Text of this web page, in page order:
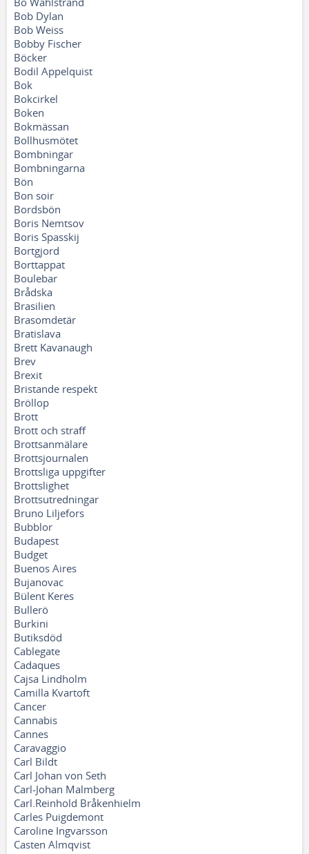
Bob Dylan
Bob Weiss
Bobby Fischer
Böcker
Bodil Appelquist
Bok
Bokcirkel
Boken
Bokmässan
Bollhusmötet
Bombningar
Bombningarna
Bön
Bon soir
Bordsbön
Boris Nemtsov
Boris Spasskij
Bortgjord
Borttappat
Boulebar
Brådska
Brasilien
Brasomdetär
Bratislava
Brett Kavanaugh
Brev
Brexit
Bristande respekt
Bröllop
Brott
Brott och straff
Brottsanmälare
Brottsjournalen
Brottsliga uppgifter
Brottslighet
Brottsutredningar
Bruno Liljefors
Bubblor
Budapest
Budget
Buenos Aires
Bujanovac
Bülent Keres
Bullerö
Burkini
Butiksdöd
Cablegate
Cadaques
Cajsa Lindholm
Camilla Kvartoft
Cancer
Cannabis
Cannes
Caravaggio
Carl Bildt
Carl Johan von Seth
Carl-Johan Malmberg
Carl.Reinhold Bråkenhielm
Carles Puigdemont
Caroline Ingvarsson
Casten Almqvist